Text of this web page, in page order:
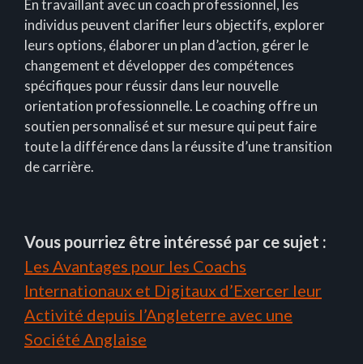
En travaillant avec un coach professionnel, les
individus peuvent clarifier leurs objectifs, explorer
leurs options, élaborer un plan d’action, gérer le
changement et développer des compétences
spécifiques pour réussir dans leur nouvelle
orientation professionnelle. Le coaching offre un
soutien personnalisé et sur mesure qui peut faire
toute la différence dans la réussite d’une transition
de carrière.
Vous pourriez être intéressé par ce sujet :
Les Avantages pour les Coachs
Internationaux et Digitaux d’Exercer leur
Activité depuis l’Angleterre avec une
Société Anglaise